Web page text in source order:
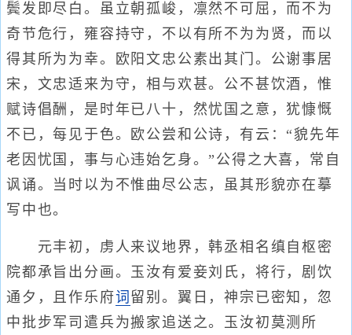
鬓发即尽白。虽立朝孤峻，凛然不可屈，而不为
奇节危行，雍容持守，不以有所不为为贤，而以
得其所为为幸。欧阳文忠公素出其门。公谢事居
宋，文忠适来为守，相与欢甚。公不甚饮酒，惟
赋诗倡酬，是时年已八十，然忧国之意，犹慷慨
不已，每见于色。欧公尝和公诗，有云：“貌先年
老因忧国，事与心违始乞身。”公得之大喜，常自
讽诵。当时以为不惟曲尽公志，虽其形貌亦在摹
写中也。
元丰初，虏人来议地界，韩丞相名缜自枢密
院都承旨出分画。玉汝有爱妾刘氏，将行，剧饮
通夕，且作乐府词 留别。翼日，神宗已密知，忽
中批步军司遣兵为搬家追送之。玉汝初莫测所